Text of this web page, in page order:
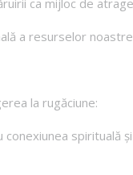
ca mijloc de
a resurselor
la rugăciune:
conexiunea